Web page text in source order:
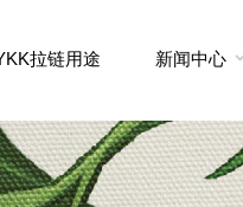
拉链用途 新闻中心